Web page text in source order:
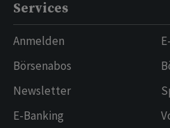
Services
Anmelden
Börsenabos
Newsletter
E-Banking